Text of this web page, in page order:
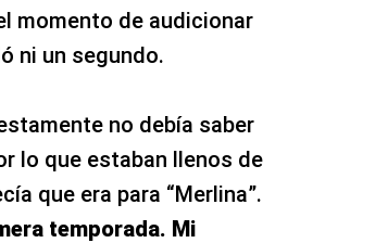
momento de audicionar
ni un segundo.
no debía saber
lo que estaban llenos de
que era para “Merlina”.
temporada. Mi